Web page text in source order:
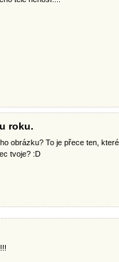
roku.
obrázku? To je přece ten,
tvoje? :D